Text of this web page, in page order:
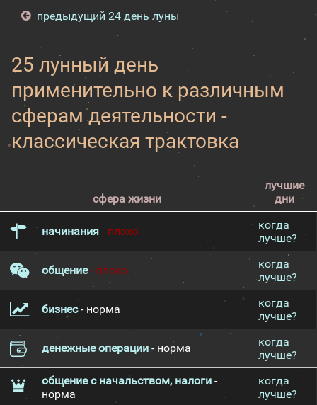
предыдущий 24 день луны
25 лунный день
применительно к различным
сферам деятельности -
классическая трактовка
сфера жизни
лучшие
дни
начинания - плохо
когда
лучше?
общение- плохо
когда
лучше?
бизнес- норма
когда
лучше?
денежные операции - норма
когда
лучше?
общение с начальством, налоги -
норма
когда
лучше?